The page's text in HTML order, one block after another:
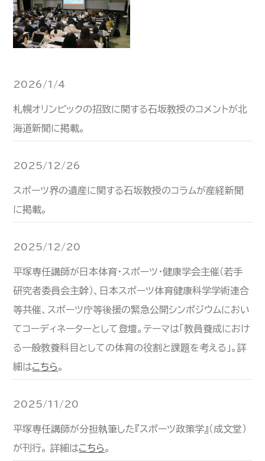
2026/1/4
札幌オリンピックの招致に関する石坂教授のコメントが北
海道新聞に掲載。
2025/12/26
スポーツ界の遺産に関する石坂教授のコラムが産経新聞
に掲載。
2025/12/20
平塚専任講師が日本体育・スポーツ・健康学会主催（若手
研究者委員会主幹）、日本スポーツ体育健康科学学術連合
等共催、スポーツ庁等後援の緊急公開シンポジウムにおい
てコーディネーターとして登壇。テーマは「教員養成におけ
る一般教養科目としての体育の役割と課題を考える」。詳
細はこちら。
2025/11/20
平塚専任講師が分担執筆した『スポーツ政策学』（成文堂）
が刊行。 詳細はこちら。